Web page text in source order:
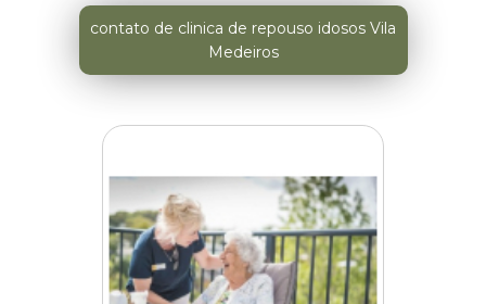
contato de clinica de repouso idosos Vila
Medeiros